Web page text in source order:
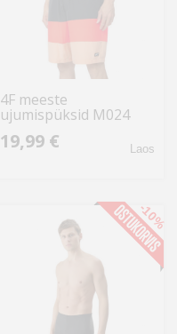
4F meeste
ujumispüksid M024
4FSS23UBDSM024 31S,
tumesinine
19,99 € Laos
-10%